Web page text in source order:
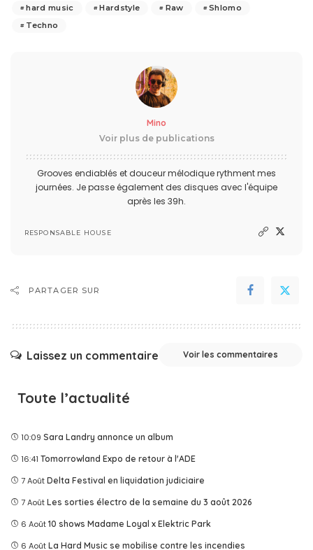
hard music
Hardstyle Raw
Shlomo
Techno
Mino
Voir plus de publications
Grooves endiablés et douceur mélodique rythment mes
journées. Je passe également des disques avec l'équipe
après les 39h.
RESPONSABLE HOUSE
PARTAGER SUR
Laissez un commentaire Voir les commentaires
Toute l’actualité
10:09 Sara Landry annonce un album
16:41 Tomorrowland Expo de retour à l'ADE
7 Août Delta Festival en liquidation judiciaire
7 Août Les sorties électro de la semaine du 3 août 2026
6 Août 10 shows Madame Loyal x Elektric Park
6 Août La Hard Music se mobilise contre les incendies